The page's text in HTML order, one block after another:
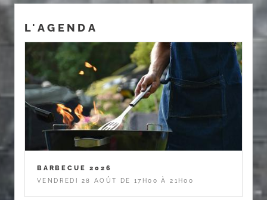
L'AGENDA
BARBECUE 2026
VENDREDI 28 AOÛT DE 17H00 À 21H00